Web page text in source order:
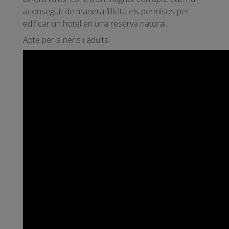
aconseguit de manera il·lícita els permisos per
edificar un hotel en una reserva natural.
Apte per a nens i adults.